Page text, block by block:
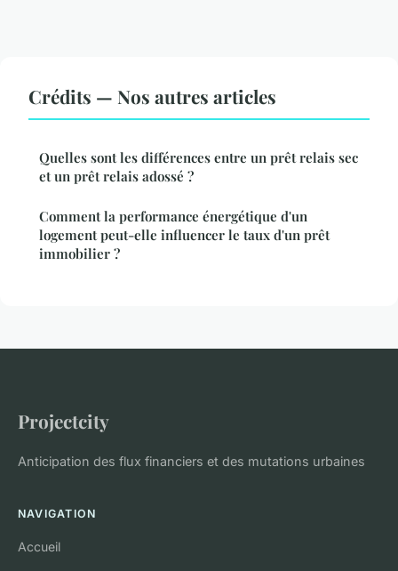
Crédits — Nos autres articles
Quelles sont les différences entre un prêt relais sec
et un prêt relais adossé ?
Comment la performance énergétique d'un
logement peut-elle influencer le taux d'un prêt
immobilier ?
Projectcity
Anticipation des flux financiers et des mutations urbaines
NAVIGATION
Accueil